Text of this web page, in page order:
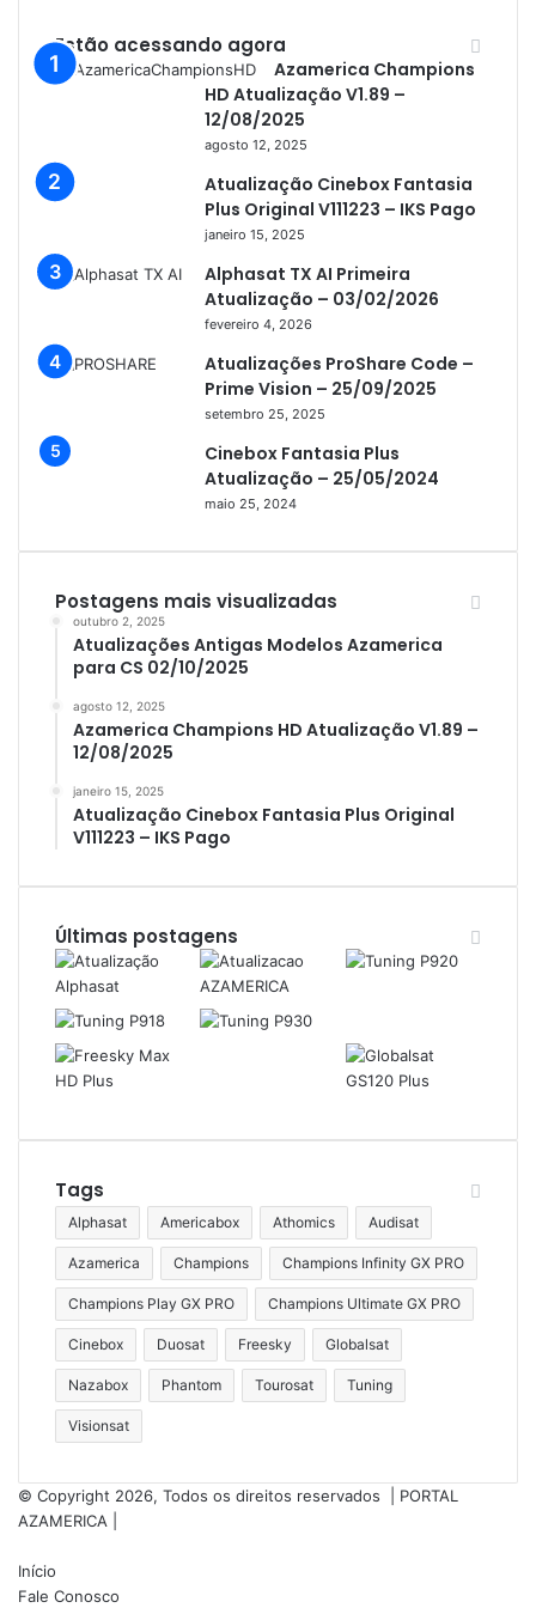
Azamerica S1009
Azamerica S1009 Plus
Azamerica S2005
Azamerica S2010
Azamerica S2015
Azamerica S922
Azamerica S922 Mini
Azamerica S928
Azamerica Silver
Azamerica Silver GX PRO
Azamerica Silver IPTV
Azbox Like
Azfox
Azplus
Azsky
Benzo Plus
Champions
Champions Light GX
Champions PRO GX
Champions Super GX
Cinebox Extremo Z
Cinebox Fantasia Maxx
Cinebox Fantasia Maxx 2
Cinebox Fantasia Maxx Plus
Cinebox Fantasia Maxx X2
Cinebox Fantasia Plus
Cinebox Fantasia S
Cinebox Fantasia X
Estão acessando agora
Azamerica Champions
HD Atualização V1.89 –
12/08/2025
agosto 12, 2025
Atualização Cinebox Fantasia
Plus Original V111223 – IKS Pago
janeiro 15, 2025
Alphasat TX AI Primeira
Atualização – 03/02/2026
fevereiro 4, 2026
Atualizações ProShare Code –
Prime Vision – 25/09/2025
setembro 25, 2025
Cinebox Fantasia Plus
Atualização – 25/05/2024
maio 25, 2024
Postagens mais visualizadas
outubro 2, 2025
Atualizações Antigas Modelos Azamerica
para CS 02/10/2025
agosto 12, 2025
Azamerica Champions HD Atualização V1.89 –
12/08/2025
janeiro 15, 2025
Atualização Cinebox Fantasia Plus Original
V111223 – IKS Pago
Últimas postagens
Tags
Alphasat Americabox Athomics Audisat
Azamerica Champions Champions Infinity GX PRO
Champions Play GX PRO Champions Ultimate GX PRO
Cinebox Duosat Freesky Globalsat
Nazabox Phantom Tourosat Tuning
Visionsat
© Copyright 2026, Todos os direitos reservados | PORTAL
AZAMERICA
Início
Fale Conosco